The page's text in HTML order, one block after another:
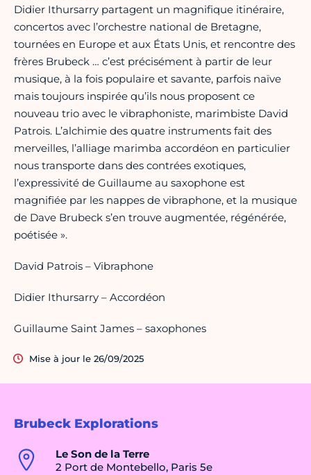
Brubeck Explorations
Le Son de la Terre
2 Port de Montebello, Paris 5e
Didier Ithursarry partagent un magnifique itinéraire,
concertos avec l’orchestre national de Bretagne,
tournées en Europe et aux États Unis, et rencontre des
frères Brubeck … c’est précisément à partir de leur
musique, à la fois populaire et savante, parfois naïve
mais toujours inspirée qu’ils nous proposent ce
nouveau trio avec le vibraphoniste, marimbiste David
Patrois. L’alchimie des quatre instruments fait des
merveilles, l’alliage marimba accordéon en particulier
nous transporte dans des contrées exotiques,
l’expressivité de Guillaume au saxophone est
magnifiée par les nappes de vibraphone, et la musique
de Dave Brubeck s’en trouve augmentée, régénérée,
poétisée ».
David Patrois – Vibraphone
Didier Ithursarry – Accordéon
Guillaume Saint James – saxophones
Mise à jour le 26/09/2025